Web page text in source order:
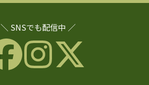
＼ SNSでも配信中 ／